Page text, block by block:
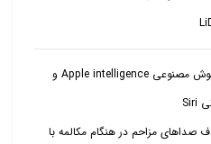
-مجهز به هوش مصنوعی Apple intelligence و
صداهای مزاحم در هنگام مکالمه با